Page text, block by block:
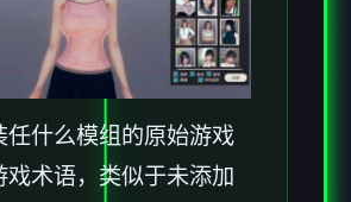
任什么模组的原始游戏
戏术语，类似于未添加